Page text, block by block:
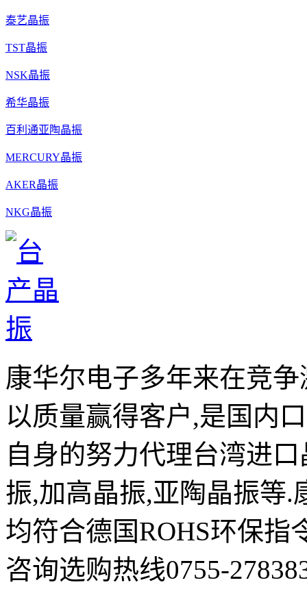
泰艺晶振
TST晶振
NSK晶振
希华晶振
百利通亚陶晶振
MERCURY晶振
AKER晶振
NKG晶振
康华尔电子多年来在竞
以质量赢得客户,是国内
自身的努力代理台湾进
振,加高晶振,亚陶晶振等.
均符合德国ROHS环保指
咨询选购热线0755-